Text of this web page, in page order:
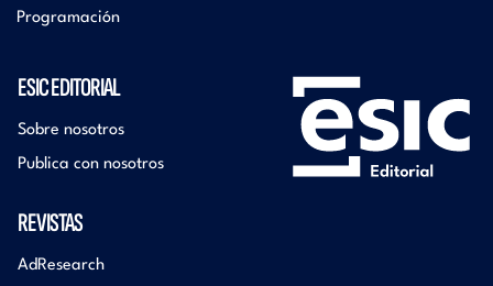
Programación
ESIC EDITORIAL
Sobre nosotros
Publica con nosotros
REVISTAS
AdResearch